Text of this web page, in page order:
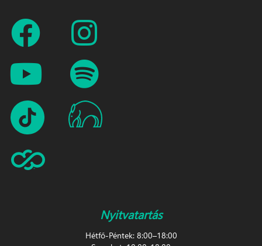
Nyitvatartás
Hétfő-Péntek: 8:00–18:00